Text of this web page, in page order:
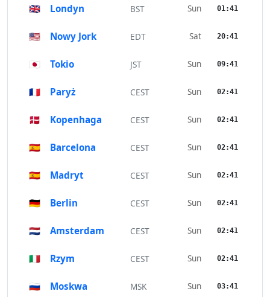
🇬🇧 Londyn BST Sun 01:41
🇺🇸 Nowy Jork EDT Sat 20:41
🇯🇵 Tokio JST Sun 09:41
🇫🇷 Paryż CEST Sun 02:41
🇩🇰 Kopenhaga CEST Sun 02:41
🇪🇸 Barcelona CEST Sun 02:41
🇪🇸 Madryt CEST Sun 02:41
🇩🇪 Berlin CEST Sun 02:41
🇳🇱 Amsterdam CEST Sun 02:41
🇮🇹 Rzym CEST Sun 02:41
🇷🇺 Moskwa MSK Sun 03:41